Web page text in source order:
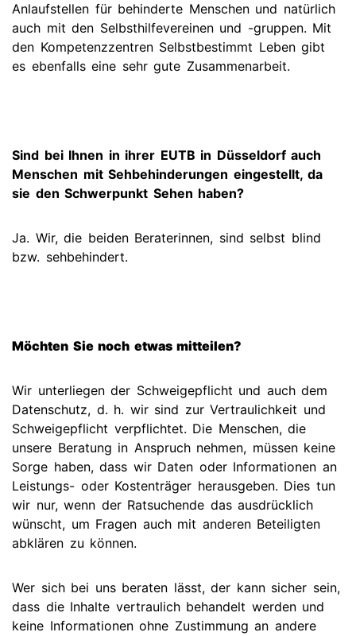
Anlaufstellen für behinderte Menschen und natürlich
auch mit den Selbsthilfevereinen und -gruppen. Mit
den Kompetenzzentren Selbstbestimmt Leben gibt
es ebenfalls eine sehr gute Zusammenarbeit.
Sind bei Ihnen in ihrer EUTB in Düsseldorf auch
Menschen mit Sehbehinderungen eingestellt, da
sie den Schwerpunkt Sehen haben?
Ja. Wir, die beiden Beraterinnen, sind selbst blind
bzw. sehbehindert.
Möchten Sie noch etwas mitteilen?
Wir unterliegen der Schweigepflicht und auch dem
Datenschutz, d. h. wir sind zur Vertraulichkeit und
Schweigepflicht verpflichtet. Die Menschen, die
unsere Beratung in Anspruch nehmen, müssen keine
Sorge haben, dass wir Daten oder Informationen an
Leistungs- oder Kostenträger herausgeben. Dies tun
wir nur, wenn der Ratsuchende das ausdrücklich
wünscht, um Fragen auch mit anderen Beteiligten
abklären zu können.
Wer sich bei uns beraten lässt, der kann sicher sein,
dass die Inhalte vertraulich behandelt werden und
keine Informationen ohne Zustimmung an andere